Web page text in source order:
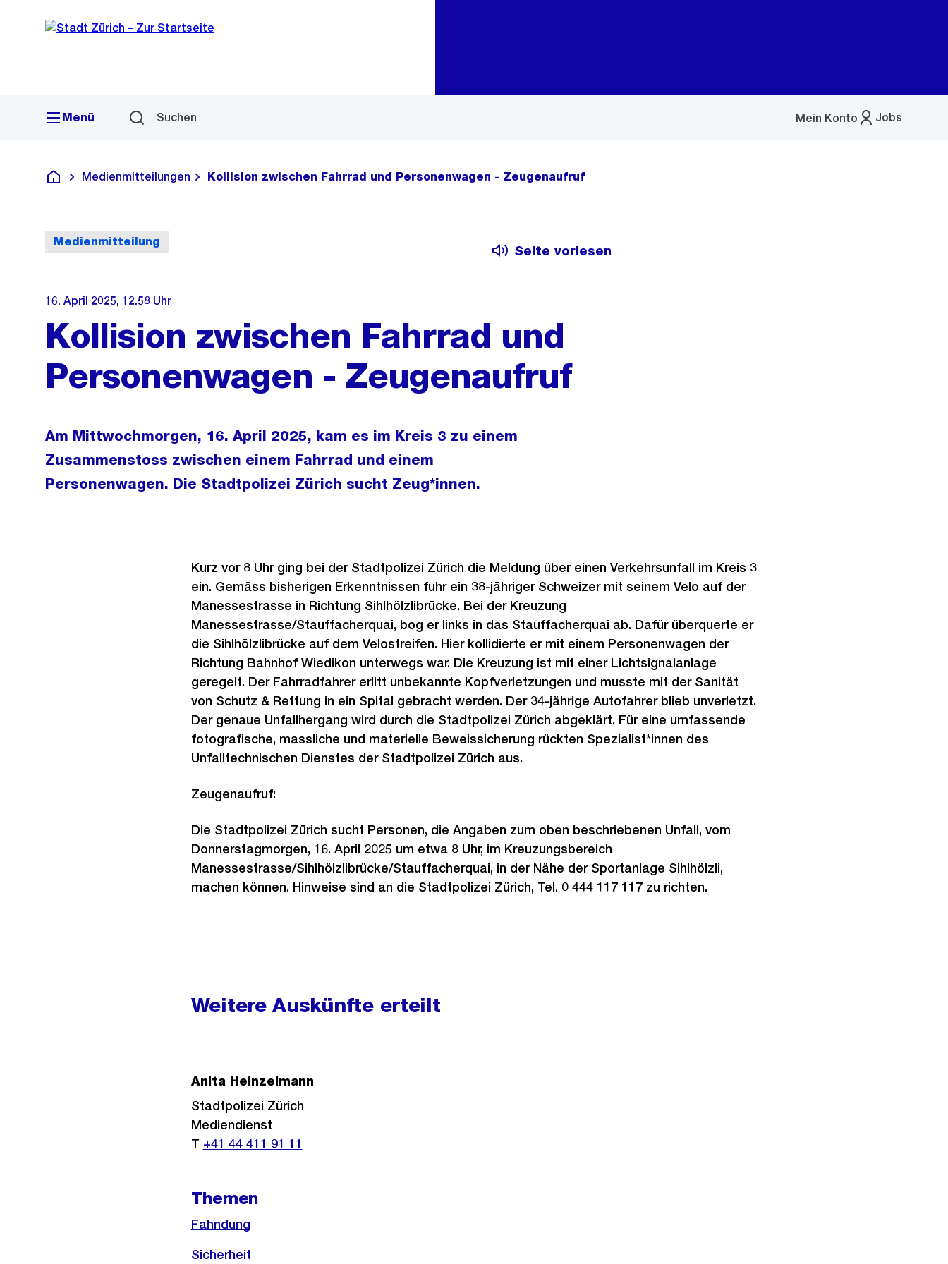
Navigation
Sprunglink
Menü Suchen Jobs
Mein Konto
Menü
Deutsch
Medienmitteilungen Kollision zwischen Fahrrad und Personenwagen - Zeugenaufruf
Medienmitteilung
Seite vorlesen
16. April 2025, 12.58 Uhr
Kollision zwischen Fahrrad und
Personenwagen - Zeugenaufruf
Am Mittwochmorgen, 16. April 2025, kam es im Kreis 3 zu einem
Zusammenstoss zwischen einem Fahrrad und einem
Personenwagen. Die Stadtpolizei Zürich sucht Zeug*innen.
Kurz vor 8 Uhr ging bei der Stadtpolizei Zürich die Meldung über einen Verkehrsunfall im Kreis 3
ein. Gemäss bisherigen Erkenntnissen fuhr ein 38-jähriger Schweizer mit seinem Velo auf der
Manessestrasse in Richtung Sihlhölzlibrücke. Bei der Kreuzung
Manessestrasse/Stauffacherquai, bog er links in das Stauffacherquai ab. Dafür überquerte er
die Sihlhölzlibrücke auf dem Velostreifen. Hier kollidierte er mit einem Personenwagen der
Richtung Bahnhof Wiedikon unterwegs war. Die Kreuzung ist mit einer Lichtsignalanlage
geregelt. Der Fahrradfahrer erlitt unbekannte Kopfverletzungen und musste mit der Sanität
von Schutz & Rettung in ein Spital gebracht werden. Der 34-jährige Autofahrer blieb unverletzt.
Der genaue Unfallhergang wird durch die Stadtpolizei Zürich abgeklärt. Für eine umfassende
fotografische, massliche und materielle Beweissicherung rückten Spezialist*innen des
Unfalltechnischen Dienstes der Stadtpolizei Zürich aus.
Zeugenaufruf:
Die Stadtpolizei Zürich sucht Personen, die Angaben zum oben beschriebenen Unfall, vom
Donnerstagmorgen, 16. April 2025 um etwa 8 Uhr, im Kreuzungsbereich
Manessestrasse/Sihlhölzlibrücke/Stauffacherquai, in der Nähe der Sportanlage Sihlhölzli,
machen können. Hinweise sind an die Stadtpolizei Zürich, Tel. 0 444 117 117 zu richten.
Weitere Auskünfte erteilt
Anita Heinzelmann
Stadtpolizei Zürich
Mediendienst
T +41 44 411 91 11
Themen
Fahndung
Sicherheit